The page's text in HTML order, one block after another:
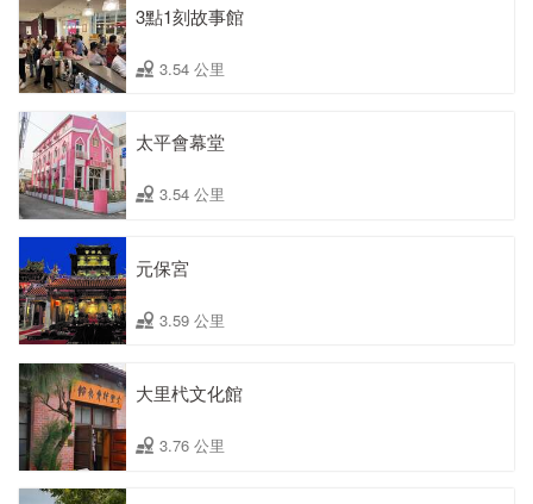
3點1刻故事館
3.54 公里
太平會幕堂
3.54 公里
元保宮
3.59 公里
大里杙文化館
3.76 公里